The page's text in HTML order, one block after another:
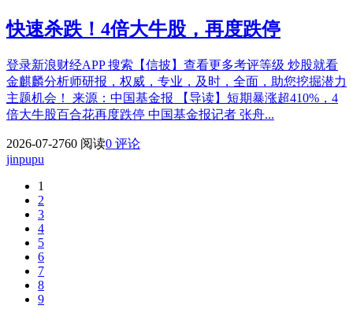
快速杀跌！4倍大牛股，再度跌停
登录新浪财经APP 搜索【信披】查看更多考评等级 炒股就看
金麒麟分析师研报，权威，专业，及时，全面，助您挖掘潜力
主题机会！ 来源：中国基金报 【导读】短期暴涨超410%，4
倍大牛股百合花再度跌停 中国基金报记者 张舟...
2026-07-2760 阅读0 评论
jinpupu
1
2
3
4
5
6
7
8
9